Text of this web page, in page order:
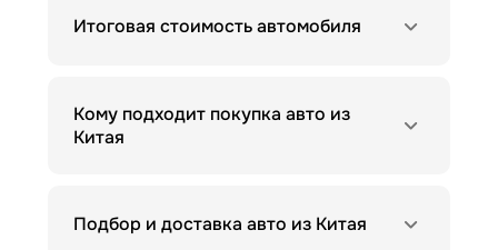
Итоговая стоимость автомобиля
Кому подходит покупка авто из
Китая
Подбор и доставка авто из Китая